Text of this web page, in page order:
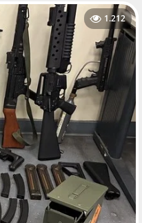
1.212